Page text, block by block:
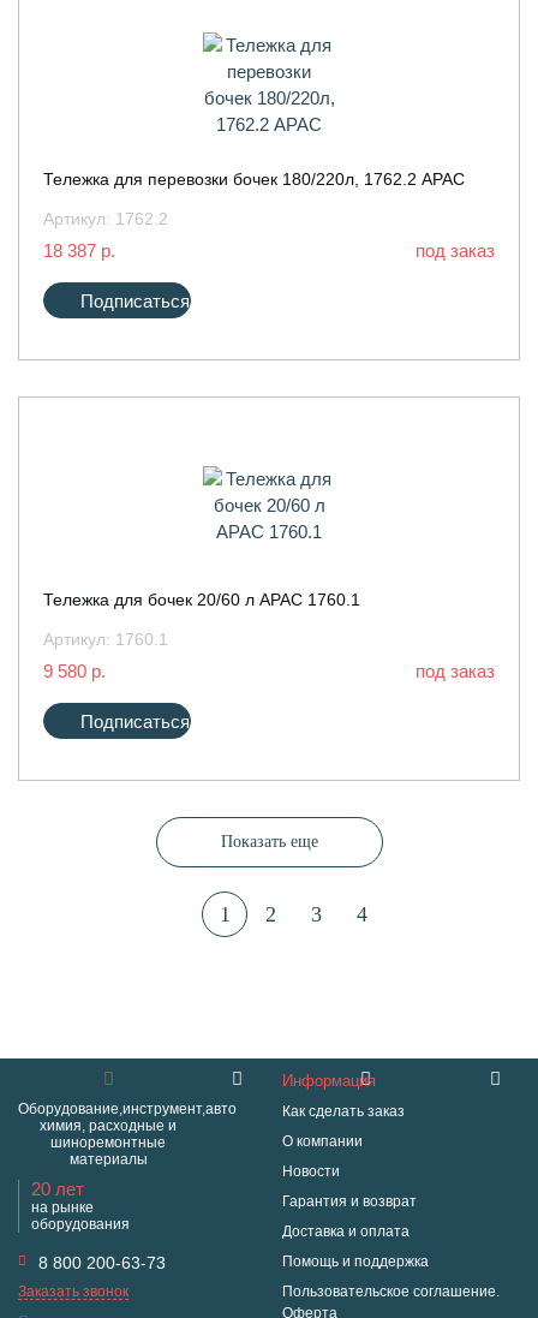
Тележка для перевозки бочек 180/220л, 1762.2 APAC
Артикул: 1762.2
18 387 р. под заказ
Подписаться
Тележка для бочек 20/60 л APAC 1760.1
Артикул: 1760.1
9 580 р. под заказ
Подписаться
Показать еще
1 2 3 4
Оборудование,инструмент,авто
химия, расходные и
шиноремонтные
материалы
20 лет
на рынке
оборудования
8 800 200-63-73
Заказать звонок
Информация
Как сделать заказ
О компании
Новости
Гарантия и возврат
Доставка и оплата
Помощь и поддержка
Пользовательское соглашение.
Оферта